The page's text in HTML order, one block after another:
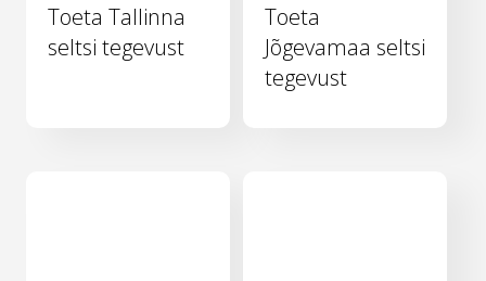
Toeta Tallinna
seltsi tegevust
Toeta
Jõgevamaa seltsi
tegevust